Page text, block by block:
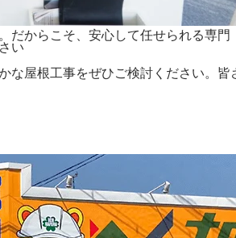
だからこそ、安心して任せられる専門
い
な屋根工事をぜひご検討ください。皆